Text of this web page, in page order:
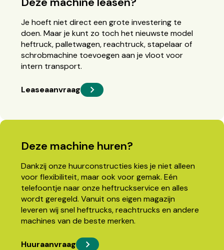
Je hoeft niet direct een grote investering te
doen. Maar je kunt zo toch het nieuwste model
heftruck, palletwagen, reachtruck, stapelaar of
schrobmachine toevoegen aan je vloot voor
intern transport.
Leaseaanvraag
Deze machine huren?
Dankzij onze huurconstructies kies je niet alleen
voor flexibiliteit, maar ook voor gemak. Eén
telefoontje naar onze heftruckservice en alles
wordt geregeld. Vanuit ons eigen magazijn
leveren wij snel heftrucks, reachtrucks en andere
machines van de beste merken.
Huuraanvraag